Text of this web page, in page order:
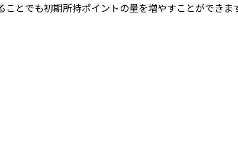
ことでも初期所持ポイントの量を増やすことができ